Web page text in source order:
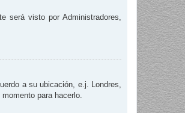
será visto por Administradores,
a su ubicación, e.j. Londres,
para hacerlo.